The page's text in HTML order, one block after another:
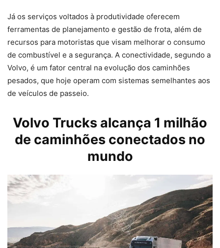
Já os serviços voltados à produtividade oferecem
ferramentas de planejamento e gestão de frota, além de
recursos para motoristas que visam melhorar o consumo
de combustível e a segurança. A conectividade, segundo a
Volvo, é um fator central na evolução dos caminhões
pesados, que hoje operam com sistemas semelhantes aos
de veículos de passeio.
Volvo Trucks alcança 1 milhão
de caminhões conectados no
mundo